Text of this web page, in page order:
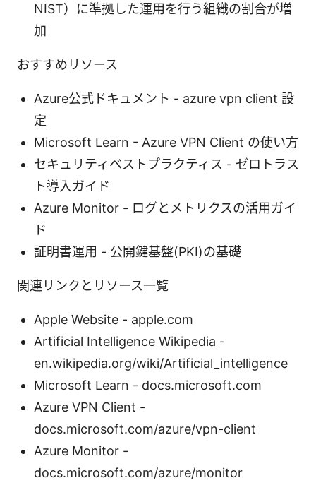
NIST）に準拠した運用を行う組織の割合が増
加
おすすめリソース
Azure公式ドキュメント - azure vpn client 設
定
Microsoft Learn - Azure VPN Client の使い方
セキュリティベストプラクティス - ゼロトラス
ト導入ガイド
Azure Monitor - ログとメトリクスの活用ガイ
ド
証明書運用 - 公開鍵基盤(PKI)の基礎
関連リンクとリソース一覧
Apple Website - apple.com
Artificial Intelligence Wikipedia -
en.wikipedia.org/wiki/Artificial_intelligence
Microsoft Learn - docs.microsoft.com
Azure VPN Client -
docs.microsoft.com/azure/vpn-client
Azure Monitor -
docs.microsoft.com/azure/monitor